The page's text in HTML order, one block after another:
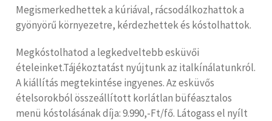
Megismerkedhettek a kúriával, rácsodálkozhattok a
gyönyörű környezetre, kérdezhettek és kóstolhattok.
Megkóstolhatod a legkedveltebb esküvői
ételeinket.Tájékoztatást nyújtunk az italkínálatunkról.
A kiállítás megtekintése ingyenes. Az esküvős
ételsorokból összeállított korlátlan büféasztalos
menü kóstolásának díja: 9.990,-Ft/fő. Látogass el nyílt